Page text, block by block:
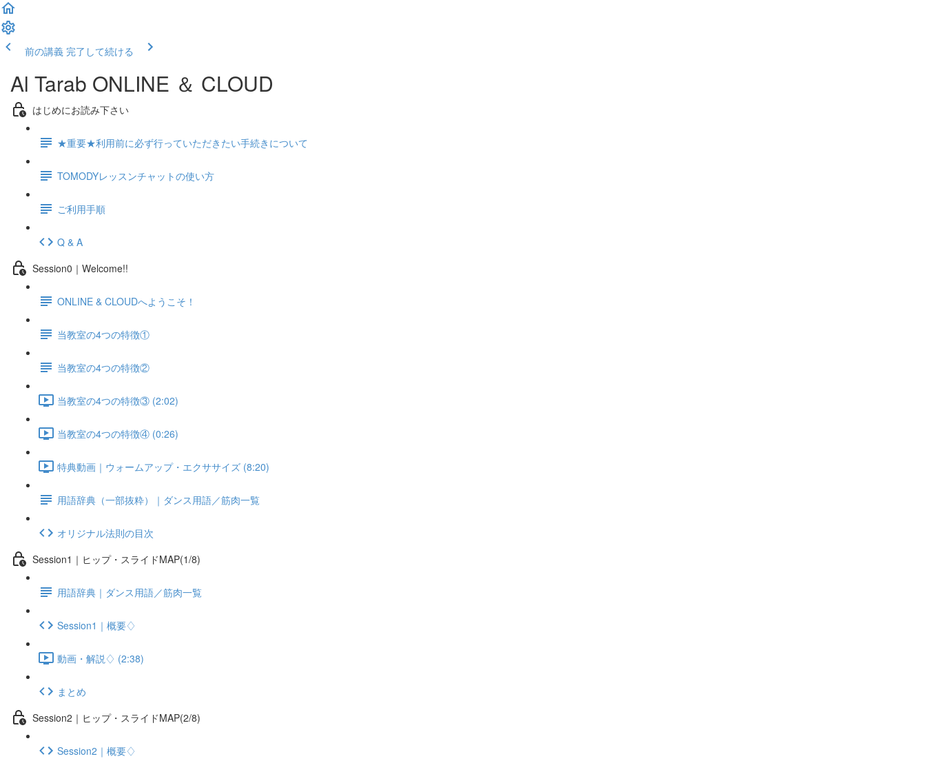
前の講義 完了して続ける
Al Tarab ONLINE ＆ CLOUD
はじめにお読み下さい
★重要★利用前に必ず行っていただきたい手続きについて
TOMODYレッスンチャットの使い方
ご利用手順
Q & A
Session0｜Welcome!!
ONLINE & CLOUDへようこそ！
当教室の4つの特徴①
当教室の4つの特徴②
当教室の4つの特徴③ (2:02)
当教室の4つの特徴④ (0:26)
特典動画｜ウォームアップ・エクササイズ (8:20)
用語辞典（一部抜粋）｜ダンス用語／筋肉一覧
オリジナル法則の目次
Session1｜ヒップ・スライドMAP(1/8)
用語辞典｜ダンス用語／筋肉一覧
Session1｜概要♢
動画・解説♢ (2:38)
まとめ
Session2｜ヒップ・スライドMAP(2/8)
Session2｜概要♢